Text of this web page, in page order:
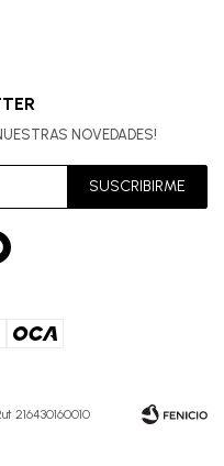
NOVEDADES!
SUSCRIBIRME
216430160010